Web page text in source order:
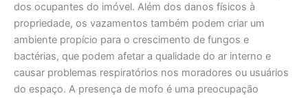
dos ocupantes do imóvel. Além dos danos físicos à
propriedade, os vazamentos também podem criar um
ambiente propício para o crescimento de fungos e
bactérias, que podem afetar a qualidade do ar interno e
causar problemas respiratórios nos moradores ou usuários
do espaço. A presença de mofo é uma preocupação